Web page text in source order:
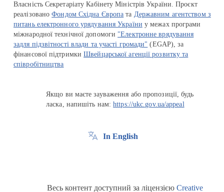
Власність Секретаріату Кабінету Міністрів України. Проєкт
реалізованоФондом Східна Європа та Державним агентством з
питань електронного урядування України у межах програми
міжнародної технічної допомоги "Електронне врядування
задля підзвітності влади та участі громади" (EGAP), за
фінансової підтримкиШвейцарської агенції розвитку та
співробітництва
Якщо ви маєте зауваження або пропозиції, будь
ласка, напишіть нам:https://ukc.gov.ua/appeal
In English
Весь контент доступний за ліцензією Creative